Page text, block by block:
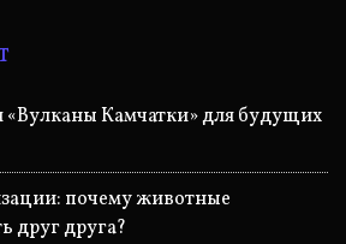
«Вулканы Камчатки» для будущих
почему животные
друг друга?